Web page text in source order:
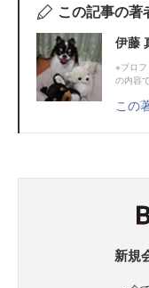
この記事の著
伊藤
※プロ
の内容
この
新規